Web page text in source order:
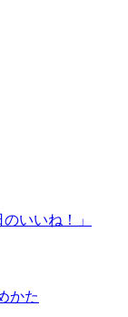
いいね！」
かた